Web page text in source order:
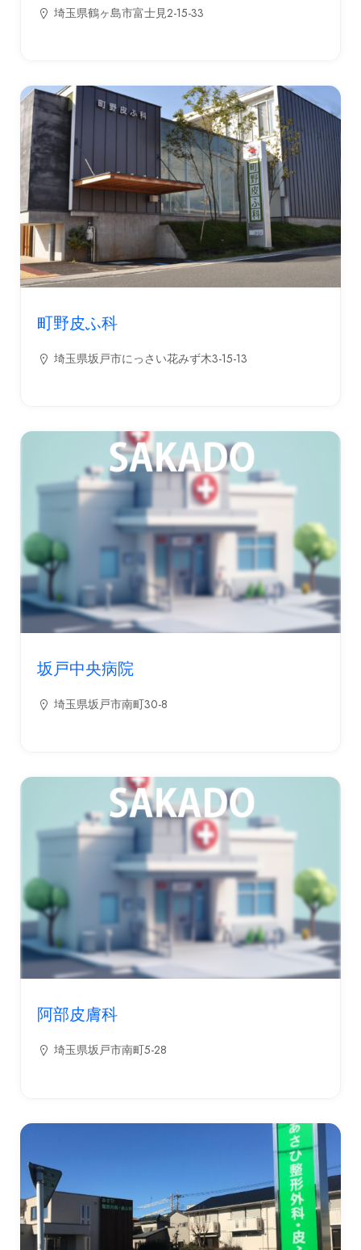
埼玉県鶴ヶ島市富士見2-15-33
町野皮ふ科
埼玉県坂戸市にっさい花みず木3-15-13
坂戸中央病院
埼玉県坂戸市南町30-8
阿部皮膚科
埼玉県坂戸市南町5-28